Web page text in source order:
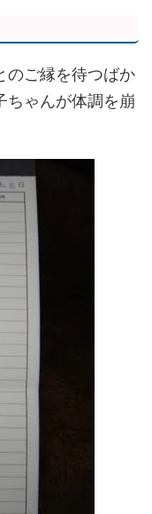
のご縁を待つばか
ちゃんが体調を崩